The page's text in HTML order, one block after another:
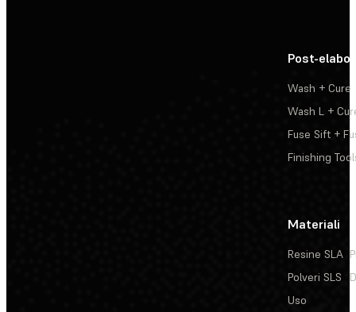
Post-
Wash + Cure
Wash L +
Fuse Sift +
Finishing
Materiali
Resine SLA
Polveri SLS
Uso